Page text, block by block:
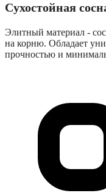
Сухостойная
Элитный материал -
на корню. Обладает
прочностью и